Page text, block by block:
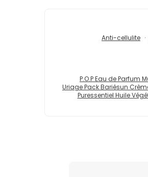
Anti-cellulite
P.O.P Eau de Parfum
Uriage Pack Bariésun
Puressentiel Huile